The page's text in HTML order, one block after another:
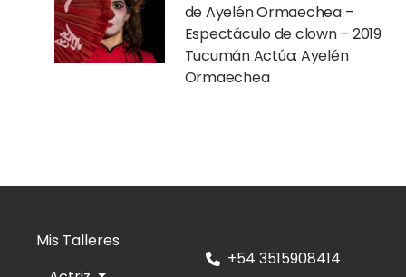
de Ayelén Ormaechea –
Espectáculo de clown – 2019
Tucumán Actúa: Ayelén
Ormaechea
Mis Talleres
+54 3515908414